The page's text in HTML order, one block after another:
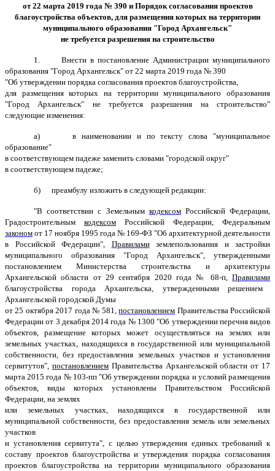
от 22 марта 2019 года № 390 и Порядоксогласования проектов
благоустройства объектов, для размещения которых на территории
муниципального образования "Город Архангельск"
не требуется разрешения на строительство
1. Внести в постановление Администрации муниципального
образования "Город Архангельск" от 22 марта 2019 года № 390
"Об утверждении порядка согласования проектов благоустройства,
для размещения которых на территории муниципального образования
"Город Архангельск" не требуется разрешения на строительство"
следующие изменения:
а) в наименовании и по тексту слова "муниципальное
образование"
в соответствующем падеже заменить словами "городской округ"
в соответствующем падеже;
б) преамбулу изложить в следующей редакции:
"Всоответствии с Земельным кодексомРоссийской Федерации,
Градостроительным кодексом Российской Федерации, Федеральным
законом от 17 ноября 1995 года № 169-ФЗ "Об архитектурной деятельности
в Российской Федерации", Правиламиземлепользования и застройки
муниципального образования "Город Архангельск", утвержденными
постановлением Министерства строительства и архитектуры
Архангельской области от 29 сентября 2020 года № 68-п, Правилами
благоустройства города Архангельска, утвержденными решением
Архангельской городской Думы
от 25 октября 2017 года № 581,постановлением Правительства Российской
Федерации от 3 декабря 2014 года № 1300 "Об утверждении перечня видов
объектов, размещение которых может осуществляться на землях или
земельных участках, находящихся в государственной или муниципальной
собственности, без предоставления земельных участков и установления
сервитутов", постановлениемПравительства Архангельской области от 17
марта 2015 года № 103-пп "Об утверждении порядка и условий размещения
объектов, виды которых установлены Правительством Российской
Федерации, на землях
или земельных участках, находящихся в государственной или
муниципальной собственности, без предоставления земель или земельных
участков
и установления сервитута", с целью утверждения единых требований к
составу проектов благоустройства и утверждения порядка согласования
проектов благоустройства на территории муниципального образования